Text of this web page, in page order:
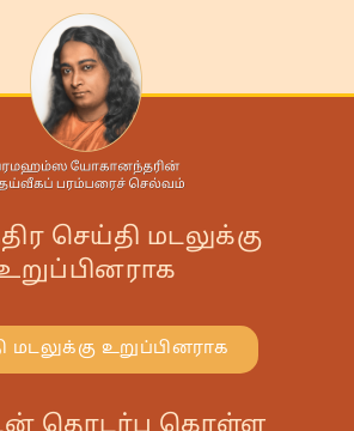
செய்தி மடலுக்கு
மடலுக்கு உறுப்பினராக